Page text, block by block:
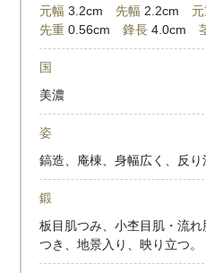
元幅 3.2cm 先幅 2.2cm
先重 0.56cm鋒長 4.0cm
国
美濃
姿
鎬造、庵棟、身幅広く、反り
鍛
板目肌つみ、小杢目肌・流れ
つき、地景入り、映り立つ。